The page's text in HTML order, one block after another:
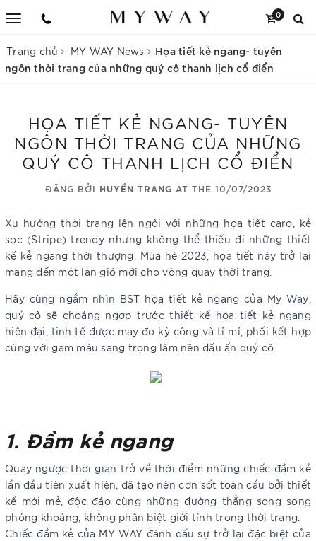
0
Trang chủ MY WAY News
Họa tiết kẻ ngang- tuyên
ngôn thời trang của những quý cô thanh lịch cổ điển
HỌA TIẾT KẺ NGANG- TUYÊN
NGÔN THỜI TRANG CỦA NHỮNG
QUÝ CÔ THANH LỊCH CỔ ĐIỂN
ĐĂNG BỞI HUYỀN TRANG AT THE 10/07/2023
Xu hướng thời trang lên ngôi với những họa tiết caro, kẻ
sọc (Stripe) trendy nhưng không thể thiếu đi những thiết
kế kẻ ngang thời thượng. Mùa hè 2023, họa tiết này trở lại
mang đến một làn gió mới cho vòng quay thời trang.
Hãy cùng ngắm nhìn BST họa tiết kẻ ngang của My Way,
quý cô sẽ choáng ngợp trước thiết kế họa tiết kẻ ngang
hiện đại, tinh tế được may đo kỳ công và tỉ mỉ, phối kết hợp
cùng với gam màu sang trọng làm nên dấu ấn quý cô.
1. Đầm kẻ ngang
Quay ngược thời gian trở về thời điểm những chiếc đầm kẻ
lần đầu tiên xuất hiện, đã tạo nên cơn sốt toàn cầu bởi thiết
kế mới mẻ, độc đáo cùng những đường thẳng song song
phóng khoáng, không phân biệt giới tính trong thời trang.
Chiếc đầm kẻ của MY WAY đánh dấu sự trở lại đặc biệt của